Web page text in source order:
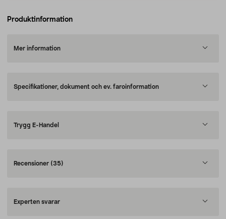
Produktinformation
Mer information
Specifikationer, dokument och ev. faroinformation
Trygg E-Handel
Recensioner (35)
Experten svarar